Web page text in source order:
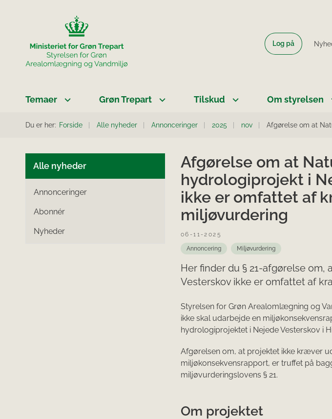
Log på
Temaer Grøn Trepart Tilskud Om styrelsen
Du er her: Forside Alle nyheder Annonceringer 2025 nov Afgørelse om at
Alle nyheder
Annonceringer
Abonnér
Nyheder
Afgørelse om at
hydrologiprojekt i
ikke er omfattet af
miljøvurdering
06-11-2025
Annoncering Miljøvurdering
Her finder du § 21-afgørelse
Vesterskov ikke er omfattet af
Styrelsen for Grøn Arealomlægning og
ikke skal udarbejde en
hydrologiprojektet i Nejede Vesterskov i
Afgørelsen om, at projektet ikke kræver
miljøkonsekvensrapport, er truffet på
miljøvurderingslovens § 21.
Om projektet